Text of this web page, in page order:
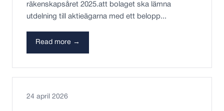
räkenskapsåret 2025.att bolaget ska lämna
utdelning till aktieägarna med ett belopp...
Read more →
24 april 2026